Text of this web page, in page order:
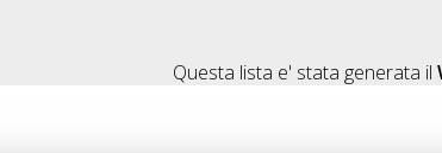
Questa lista e' stata generata il